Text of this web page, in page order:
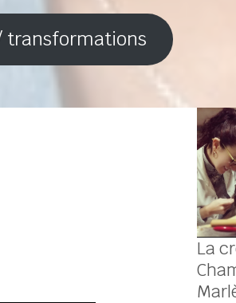
transformations
La